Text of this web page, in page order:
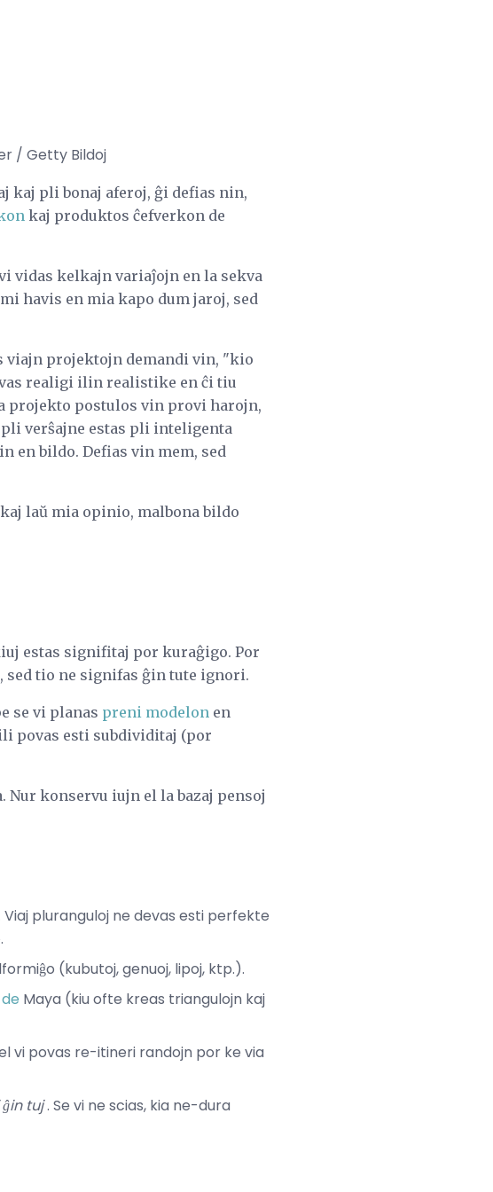
/ Getty Bildoj
kaj pli bonaj aferoj, ĝi defias nin,
kaj produktos ĉefverkon de
vidas kelkajn variaĵojn en la sekva
havis en mia kapo dum jaroj, sed
viajn projektojn demandi vin, "kio
realigi ilin realistike en ĉi tiu
projekto postulos vin provi harojn,
verŝajne estas pli inteligenta
en bildo. Defias vin mem, sed
laŭ mia opinio, malbona bildo
estas signifitaj por kuraĝigo. Por
sed tio ne signifas ĝin tute ignori.
se vi planas preni modelon en
povas esti subdividitaj (por
Nur konservu iujn el la bazaj pensoj
pluranguloj ne devas esti perfekte
(kubutoj, genuoj, lipoj, ktp.).
Maya (kiu ofte kreas triangulojn kaj
vi povas re-itineri randojn por ke via
tuj. Se vi ne scias, kia ne-dura